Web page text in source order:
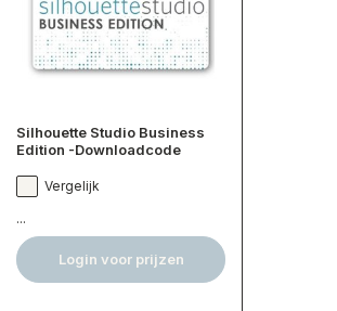
Silhouette Studio Business
Edition -Downloadcode
Vergelijk
...
Login voor prijzen